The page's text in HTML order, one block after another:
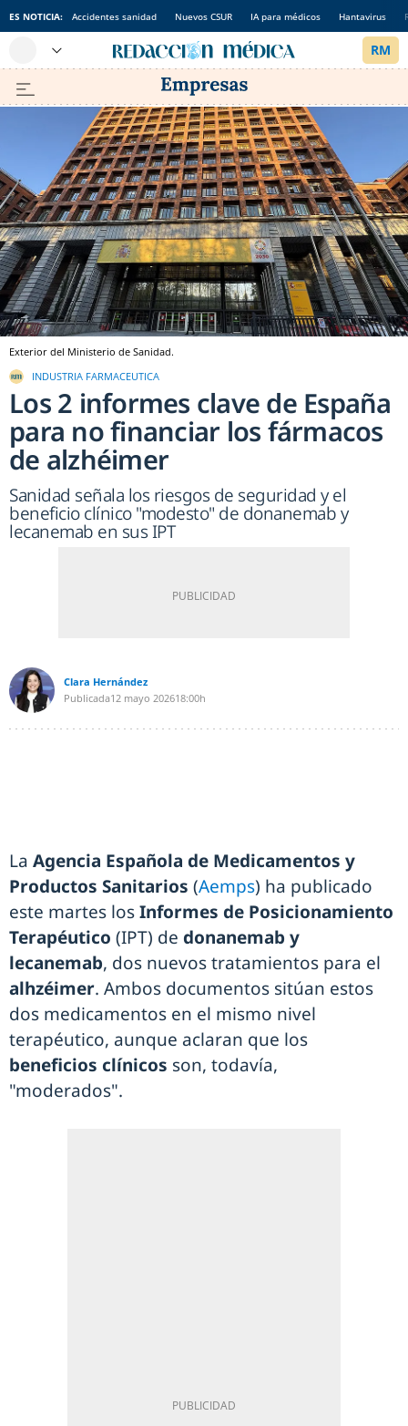
ES NOTICIA: Accidentes sanidad Nuevos CSUR IA para médicos Hantavirus
Exterior del Ministerio de Sanidad.
INDUSTRIA FARMACEUTICA
Los 2 informes clave de España
para no financiar los fármacos
de alzhéimer
Sanidad señala los riesgos de seguridad y el
beneficio clínico "modesto" de donanemab y
lecanemab en sus IPT
Clara Hernández
Publicada12 mayo 202618:00h
La Agencia Española de Medicamentos y
Productos Sanitarios (Aemps) ha publicado
este martes losInformes de Posicionamiento
Terapéutico (IPT) de donanemab y
lecanemab, dos nuevos tratamientos para el
alhzéimer. Ambos documentos sitúan estos
dos medicamentos en el mismo nivel
terapéutico, aunque aclaran que los
beneficios clínicos son, todavía,
"moderados".